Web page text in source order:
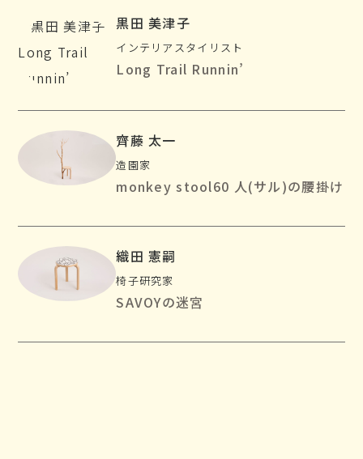
黒田 美津子
インテリアスタイリスト
Long Trail Runnin’
齊藤 太一
造園家
monkey stool60 人(サル)の腰掛け
織田 憲嗣
椅子研究家
SAVOYの迷宮